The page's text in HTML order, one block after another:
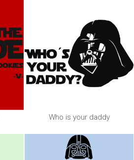
Who is your daddy